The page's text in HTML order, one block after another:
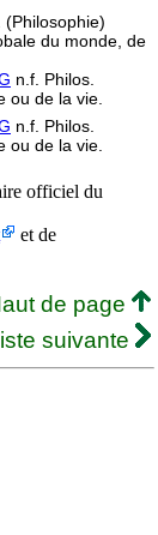
(Philosophie)
du monde, de
n.f. Philos.
ou de la vie.
n.f. Philos.
ou de la vie.
officiel du
et de
de page
suivante